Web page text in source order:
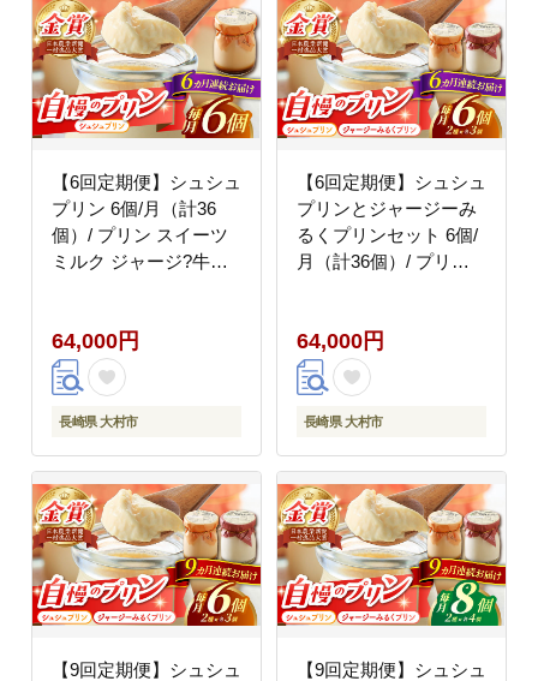
【6回定期便】シュシュ
プリン 6個/月（計36
個）/ プリン スイーツ
ミルク ジャージ?牛乳 /
[ACAA301]
64,000円
長崎県 大村市
【6回定期便】シュシュ
プリンとジャージーみ
るくプリンセット 6個/
月（計36個）/ プリン
むら夢ファームシュシ
ュ [ACAA313]
64,000円
長崎県 大村市
【9回定期便】シュシュ
【9回定期便】シュシュ